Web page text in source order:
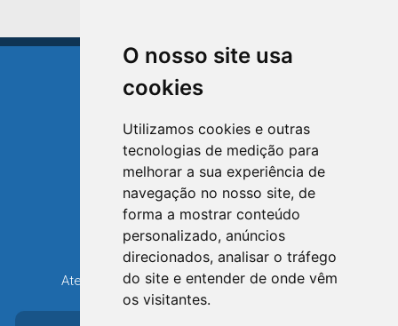
O nosso site usa
cookies
Utilizamos cookies e outras
tecnologias de medição para
melhorar a sua experiência de
navegação no nosso site, de
forma a mostrar conteúdo
personalizado, anúncios
direcionados, analisar o tráfego
do site e entender de onde vêm
os visitantes.
TRIUNFO
RIO GRANDE DO SUL
Avenida XV de Novembro, 15
Bairro Centro - Triunfo/RS
Telefone: (51) 3654-6308
Atendimento: 8h30 até 12h e 13h30 até 16h36